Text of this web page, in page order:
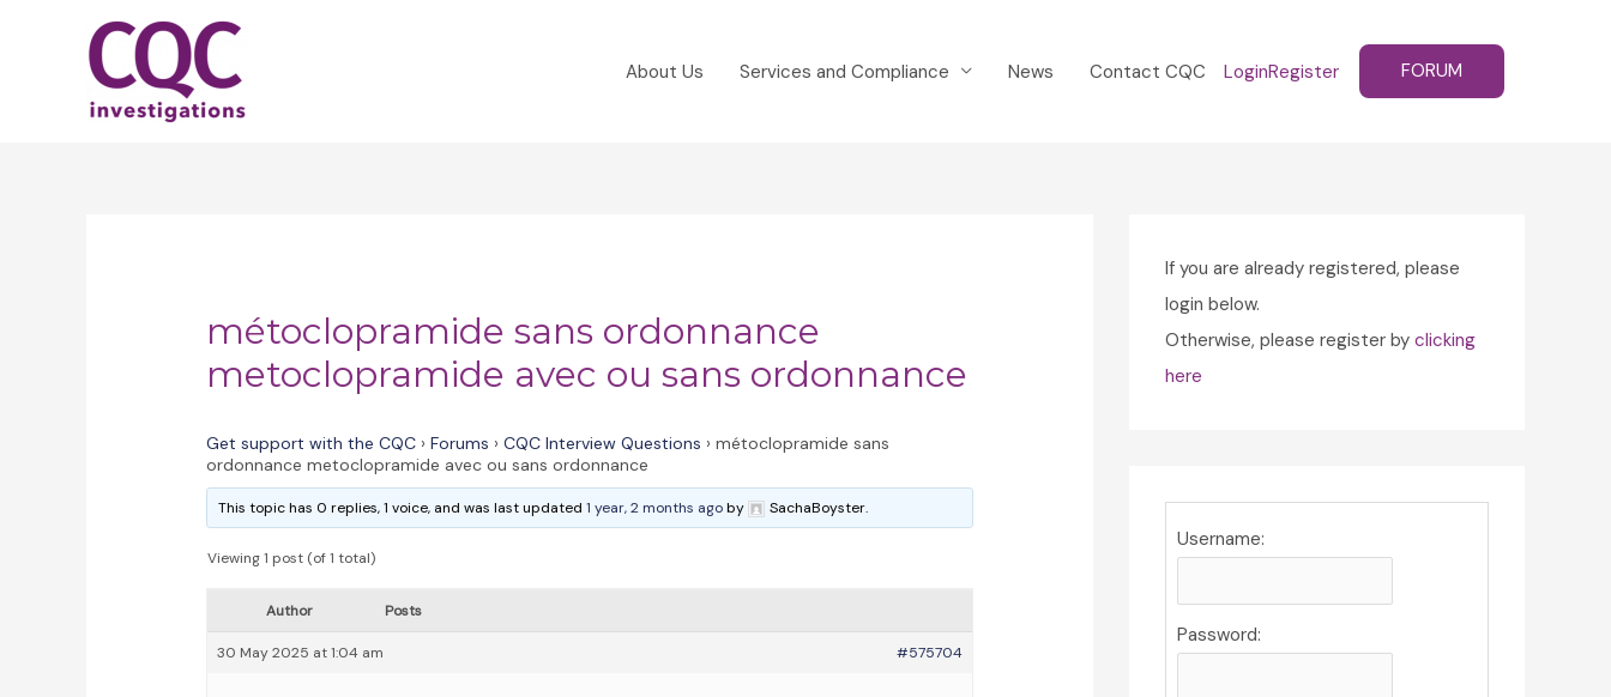
About Us Services and Compliance News Contact CQC LoginRegister FORUM
métoclopramide sans ordonnance
metoclopramide avec ou sans ordonnance
Get support with the CQC › Forums › CQC Interview Questions › métoclopramide sans
ordonnance metoclopramide avec ou sans ordonnance
This topic has 0 replies, 1 voice, and was last updated1 year, 2 months agoby SachaBoyster.
Viewing 1 post (of 1 total)
Author Posts
30 May 2025 at 1:04 am #575704
If you are already registered, please
login below.
Otherwise, please register by clicking
here
Username:
Password: